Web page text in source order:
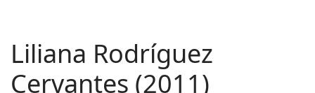
Liliana Rodríguez
Cervantes (2011)